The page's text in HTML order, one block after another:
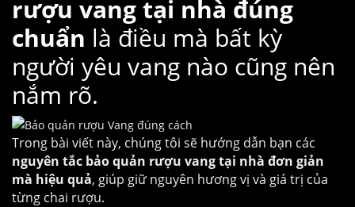
rượu vangtại nhà đúng
chuẩn là điều mà bất kỳ
người yêu vang nào cũng nên
nắm rõ.
Trong bài viết này, chúng tôi sẽ hướng dẫn bạn các
nguyên tắc bảo quản rượu vang tại nhà đơn giản
mà hiệu quả, giúp giữ nguyên hương vị và giá trị của
từng chai rượu.